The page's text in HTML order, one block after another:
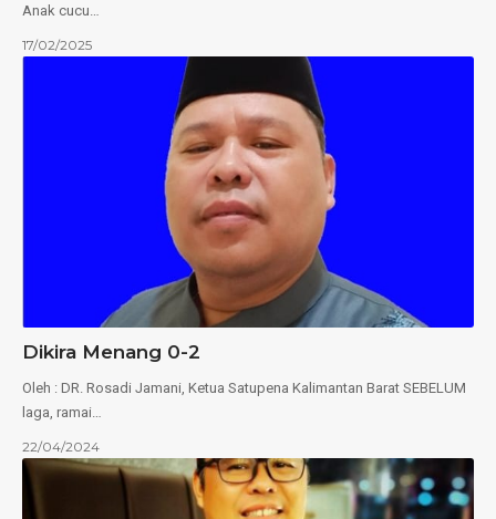
Anak cucu…
17/02/2025
Dikira Menang 0-2
Oleh : DR. Rosadi Jamani, Ketua Satupena Kalimantan Barat SEBELUM
laga, ramai…
22/04/2024